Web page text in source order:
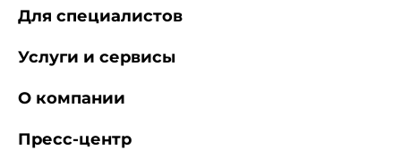
Для специалистов
Услуги и сервисы
О компании
Пресс-центр